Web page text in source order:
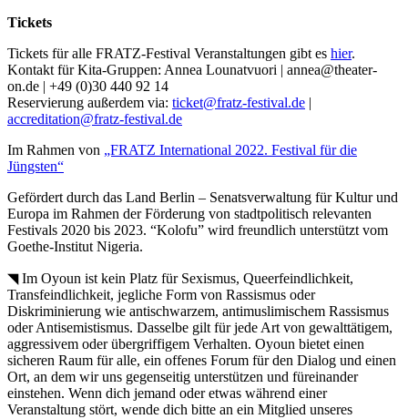
Tickets
Tickets für alle FRATZ-Festival Veranstaltungen gibt es hier.
Kontakt für Kita-Gruppen: Annea Lounatvuori | annea@theater-
on.de | +49 (0)30 440 92 14
Reservierung außerdem via: ticket@fratz-festival.de |
accreditation@fratz-festival.de
Im Rahmen von „FRATZ International 2022. Festival für die
Jüngsten“
Gefördert durch das Land Berlin – Senatsverwaltung für Kultur und
Europa im Rahmen der Förderung von stadtpolitisch relevanten
Festivals 2020 bis 2023. “Kolofu” wird freundlich unterstützt vom
Goethe-Institut Nigeria.
◥ Im Oyoun ist kein Platz für Sexismus, Queerfeindlichkeit,
Transfeindlichkeit, jegliche Form von Rassismus oder
Diskriminierung wie antischwarzem, antimuslimischem Rassismus
oder Antisemistismus. Dasselbe gilt für jede Art von gewalttätigem,
aggressivem oder übergriffigem Verhalten. Oyoun bietet einen
sicheren Raum für alle, ein offenes Forum für den Dialog und einen
Ort, an dem wir uns gegenseitig unterstützen und füreinander
einstehen. Wenn dich jemand oder etwas während einer
Veranstaltung stört, wende dich bitte an ein Mitglied unseres